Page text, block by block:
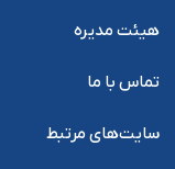
هیئت مدیره
تماس با ما
سایت‌های مرتبط